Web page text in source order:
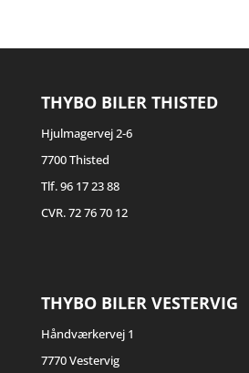
THYBO BILER THISTED
Hjulmagervej 2-6
7700 Thisted
Tlf. 96 17 23 88
CVR. 72 76 70 12
THYBO BILER VESTERVIG
Håndværkervej 1
7770 Vestervig